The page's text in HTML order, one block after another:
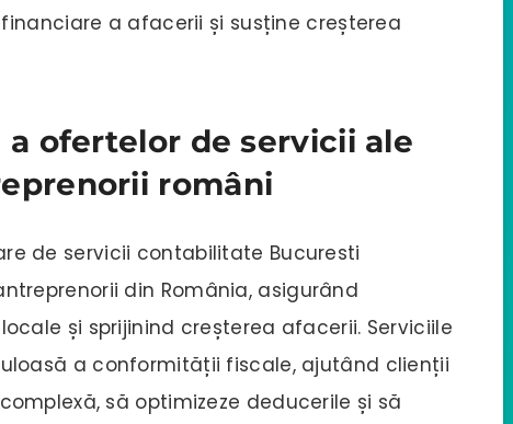
a afacerii și susține creșterea
ofertelor de servicii ale
români
de servicii contabilitate Bucuresti
din România, asigurând
și sprijinind creșterea afacerii. Serviciile
a conformității fiscale, ajutând clienții
să optimizeze deducerile și să